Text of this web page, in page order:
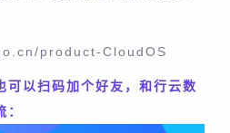
product-CloudOS
可以扫码加个好友，和行云数